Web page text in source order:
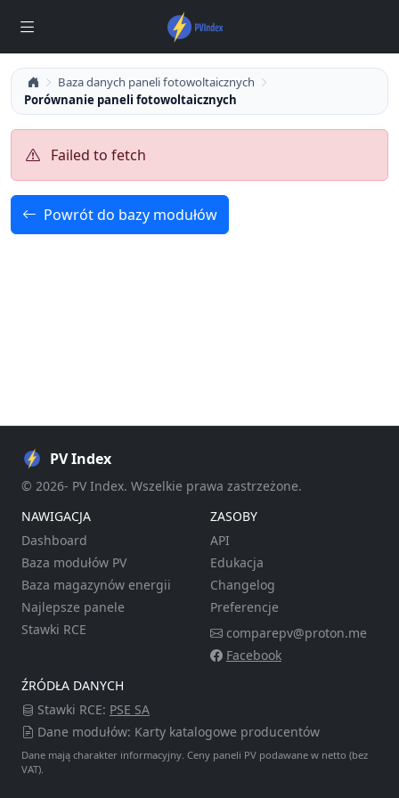
Baza danych paneli fotowoltaicznych
Porównanie paneli fotowoltaicznych
Failed to fetch
Powrót do bazy modułów
PV Index
© 2026- PV Index. Wszelkie prawa zastrzeżone.
NAWIGACJA
Dashboard
Baza modułów PV
Baza magazynów energii
Najlepsze panele
Stawki RCE
ZASOBY
API
Edukacja
Changelog
Preferencje
comparepv@proton.me
Facebook
ŹRÓDŁA DANYCH
Stawki RCE: PSE SA
Dane modułów: Karty katalogowe producentów
Dane mają charakter informacyjny. Ceny paneli PV podawane w netto (bez
VAT).